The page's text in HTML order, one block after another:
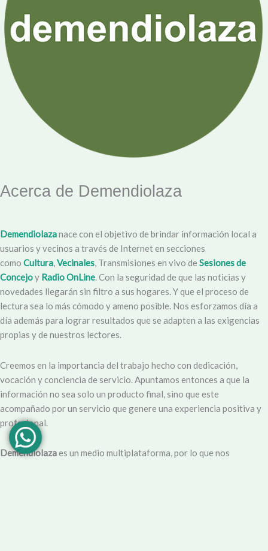
Acerca de Demendiolaza
Demendiolazanace con el objetivo de brindar información local a
usuarios y vecinos a través de Internet en secciones
como Cultura,Vecinales, Transmisiones en vivo de Sesiones de
Concejoy Radio OnLine. Con la seguridad de que las noticias y
novedades llegarán sin filtro a sus hogares. Y que el proceso de
lectura sea lo más cómodo y ameno posible. Nos esforzamos día a
día además para lograr resultados que se adapten a las exigencias
propias y de nuestros lectores.
Creemos en la importancia del trabajo hecho con dedicación,
vocación y conciencia de servicio. Apuntamos entonces a que la
información no sea solo un producto final, sino que este
acompañado por un servicio que genere una experiencia positiva y
profesional.
Demendiolazaes un medio multiplataforma, por lo que nos